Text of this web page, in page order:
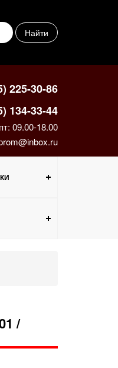
Найти
225-30-86
134-33-44
09.00-18.00
/